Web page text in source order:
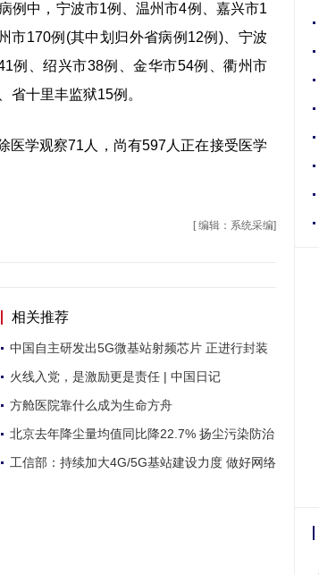
例中，宁波市1例、温州市4例、嘉兴市1
市170例(其中划归外省病例12例)、宁波
例、绍兴市38例、金华市54例、衢州市
省十里丰监狱15例。
学观察71人，尚有597人正在接受医学
[ 编辑：系统采编]
相关推荐
中国自主研发出5G微基站射频芯片 正进行封装
火线入党，是激励更是责任 | 中国日记
方舱医院靠什么成为生命方舟
北京去年降尘量均值同比降22.7% 扬尘污染防治
工信部：持续加大4G/5G基站建设力度 做好网络